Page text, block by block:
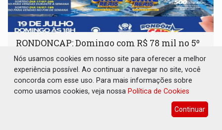
RONDONCAP: Domingo com R$ 78 mil no 5º
Destaques Empresariais 13 de Julho de 2026 às 09:34
Nós usamos cookies em nosso site para oferecer a melhor
experiência possível. Ao continuar a navegar no site, você
concorda com esse uso. Para mais informações sobre
como usamos cookies, veja nossa Política de Cookies
Continuar